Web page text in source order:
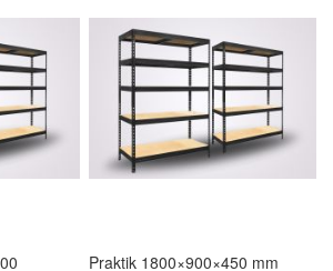
POROVNÁNÍ
Praktik 1800×900×450 mm